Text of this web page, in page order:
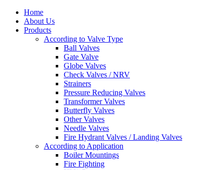
Home
About Us
Products
According to Valve Type
Ball Valves
Gate Valve
Globe Valves
Check Valves / NRV
Strainers
Pressure Reducing Valves
Transformer Valves
Butterfly Valves
Other Valves
Needle Valves
Fire Hydrant Valves / Landing Valves
According to Application
Boiler Mountings
Fire Fighting